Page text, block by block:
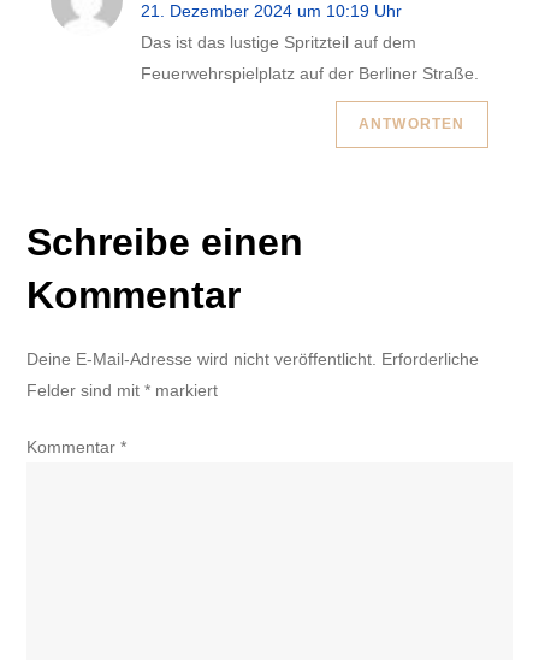
21. Dezember 2024 um 10:19 Uhr
Das ist das lustige Spritzteil auf dem
Feuerwehrspielplatz auf der Berliner Straße.
ANTWORTEN
Schreibe einen
Kommentar
Deine E-Mail-Adresse wird nicht veröffentlicht. Erforderliche
Felder sind mit* markiert
Kommentar*